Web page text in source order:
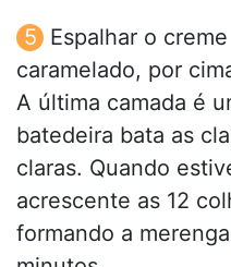
Espalhar o
caramelado, por
A última camada é
batedeira bata as
claras. Quando
acrescente as 12
formando a